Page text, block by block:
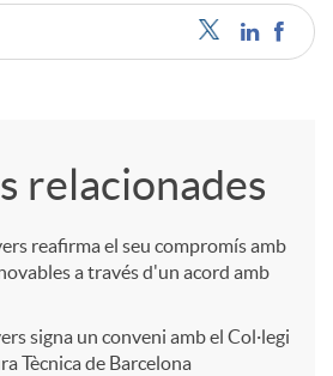
relacionades
reafirma el seu compromís amb
a través d'un acord amb
signa un conveni amb el Col·legi
Tècnica de Barcelona